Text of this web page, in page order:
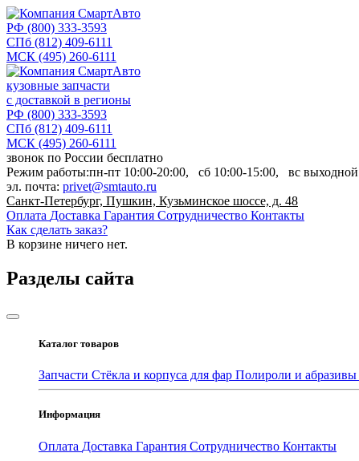
РФ (800) 333-3593
СПб (812) 409-6111
МСК (495) 260-6111
кузовные запчасти
с доставкой в регионы
РФ (800) 333-3593
СПб (812) 409-6111
МСК (495) 260-6111
звонок по России бесплатно
Режим работы:пн-пт 10:00-20:00, сб 10:00-15:00, вс выходной
эл. почта: privet@smtauto.ru
Санкт-Петербург, Пушкин, Кузьминское шоссе, д. 48
Оплата Доставка Гарантия Сотрудничество Контакты
Как сделать заказ?
В корзине ничего нет.
Разделы сайта
Каталог товаров
Запчасти Стёкла и корпуса для фар Полироли и абразивы
Информация
Оплата Доставка Гарантия Сотрудничество Контакты